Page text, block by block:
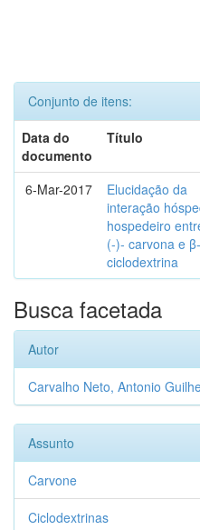
Conjunto de itens:
Data do
documento
Título
6-Mar-2017
Elucidação da
interação
hospedeiro
(-)- carvona e β-
ciclodextrina
Busca facetada
Autor
Carvalho Neto, Antonio
Assunto
Carvone
Ciclodextrinas